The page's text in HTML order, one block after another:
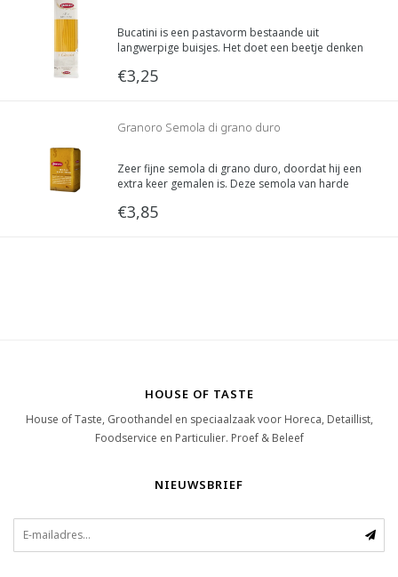
Bucatini is een pastavorm bestaande uit
langwerpige buisjes. Het doet een beetje denken
bekend door de combinatie met een
€3,25
Granoro Semola di grano duro
Zeer fijne semola di grano duro, doordat hij een
extra keer gemalen is. Deze semola van harde
daardoor zeer geschikt voor verse pasta, brood,
€3,85
HOUSE OF TASTE
House of Taste, Groothandel en speciaalzaak voor Horeca, Detaillist,
Foodservice en Particulier. Proef & Beleef
NIEUWSBRIEF